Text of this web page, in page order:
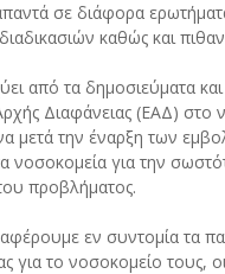
σε διάφορα
καθώς και
από τα δημοσιεύματα
Διαφάνειας (ΕΑΔ)
μετά την έναρξη των
νοσοκομεία για την
προβλήματος.
εν συντομία τα
για το νοσοκομείο τους,